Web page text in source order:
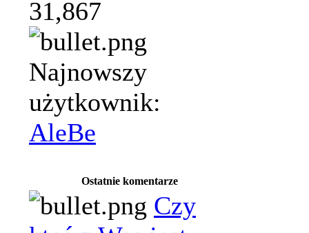
31,867
Najnowszy
użytkownik:
AleBe
Ostatnie komentarze
Czy